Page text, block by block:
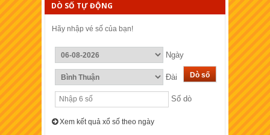
DÒ SỐ TỰ ĐỘNG
Hãy nhập vé số của bạn!
Ngày
Đài
Số dò
Xem kết quả xổ số theo ngày